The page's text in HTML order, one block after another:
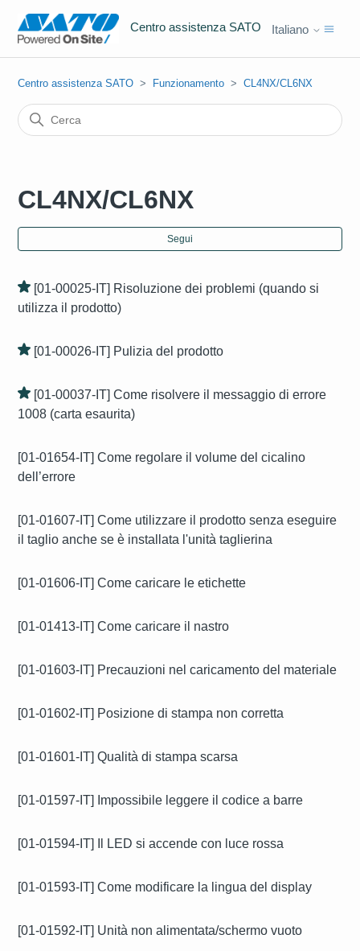
Centro assistenza SATO Italiano
Centro assistenza SATO Funzionamento CL4NX/CL6NX
CL4NX/CL6NX
Segui
[01-00025-IT] Risoluzione dei problemi (quando si
utilizza il prodotto)
[01-00026-IT] Pulizia del prodotto
[01-00037-IT] Come risolvere il messaggio di errore
1008 (carta esaurita)
[01-01654-IT] Come regolare il volume del cicalino
dell’errore
[01-01607-IT] Come utilizzare il prodotto senza eseguire
il taglio anche se è installata l'unità taglierina
[01-01606-IT] Come caricare le etichette
[01-01413-IT] Come caricare il nastro
[01-01603-IT] Precauzioni nel caricamento del materiale
[01-01602-IT] Posizione di stampa non corretta
[01-01601-IT] Qualità di stampa scarsa
[01-01597-IT] Impossibile leggere il codice a barre
[01-01594-IT] Il LED si accende con luce rossa
[01-01593-IT] Come modificare la lingua del display
[01-01592-IT] Unità non alimentata/schermo vuoto